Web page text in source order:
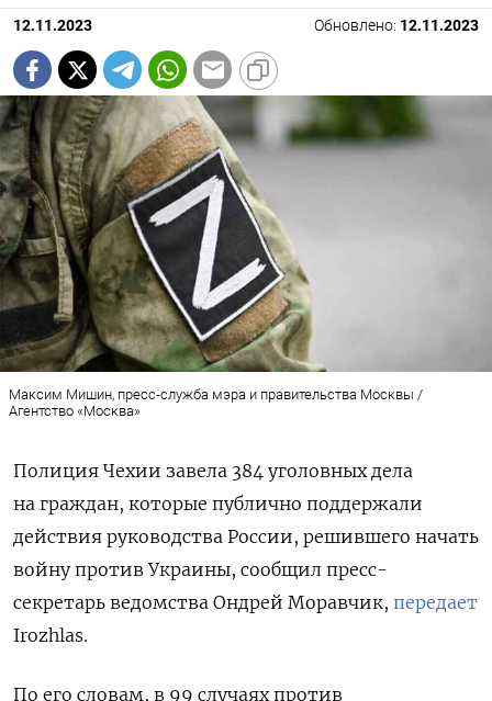
12.11.2023 Обновлено: 12.11.2023
Максим Мишин, пресс-служба мэра и правительства Москвы /
Агентство «Москва»
Полиция Чехии завела 384 уголовных дела
на граждан, которые публично поддержали
действия руководства России, решившего начать
войну против Украины, сообщил пресс-
секретарь ведомства Ондрей Моравчик, передает
Irozhlas.
По его словам, в 99 случаях против